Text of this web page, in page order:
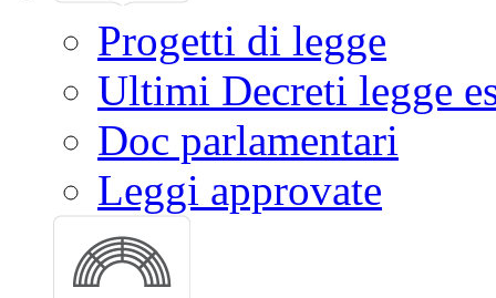
Progetti di legge
Ultimi Decreti legge
Doc parlamentari
Leggi approvate